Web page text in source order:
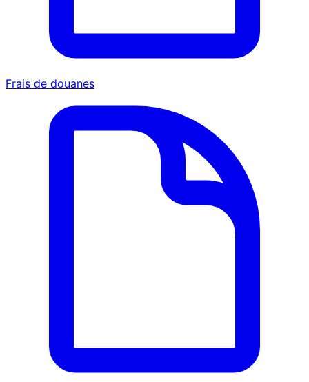
Frais de douanes